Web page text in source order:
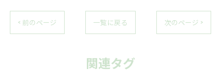
< 前のページ 一覧に戻る 次のページ >
関連タグ